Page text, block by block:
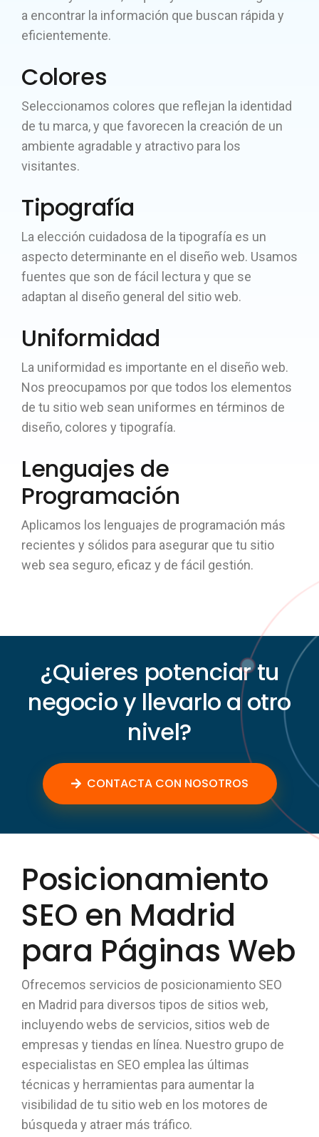
a encontrar la información que buscan rápida y
eficientemente.
Colores
Seleccionamos colores que reflejan la identidad
de tu marca, y que favorecen la creación de un
ambiente agradable y atractivo para los
visitantes.
Tipografía
La elección cuidadosa de la tipografía es un
aspecto determinante en el diseño web. Usamos
fuentes que son de fácil lectura y que se
adaptan al diseño general del sitio web.
Uniformidad
La uniformidad es importante en el diseño web.
Nos preocupamos por que todos los elementos
de tu sitio web sean uniformes en términos de
diseño, colores y tipografía.
Lenguajes de
Programación
Aplicamos los lenguajes de programación más
recientes y sólidos para asegurar que tu sitio
web sea seguro, eficaz y de fácil gestión.
¿Quieres potenciar tu
negocio y llevarlo a otro
nivel?
CONTACTA CON NOSOTROS
Posicionamiento
SEO en Madrid
para Páginas Web
Ofrecemos servicios de posicionamiento SEO
en Madrid para diversos tipos de sitios web,
incluyendo webs de servicios, sitios web de
empresas y tiendas en línea. Nuestro grupo de
especialistas en SEO emplea las últimas
técnicas y herramientas para aumentar la
visibilidad de tu sitio web en los motores de
búsqueda y atraer más tráfico.